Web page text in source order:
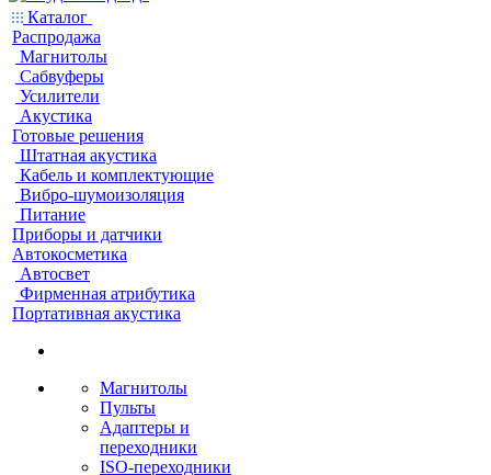
Каталог
Распродажа
Магнитолы
Сабвуферы
Усилители
Акустика
Готовые решения
Штатная акустика
Кабель и комплектующие
Вибро-шумоизоляция
Питание
Приборы и датчики
Автокосметика
Автосвет
Фирменная атрибутика
Портативная акустика
Магнитолы
Пульты
Адаптеры и
переходники
ISO-переходники